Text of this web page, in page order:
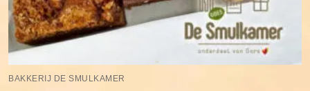
BAKKERIJ DE SMULKAMER